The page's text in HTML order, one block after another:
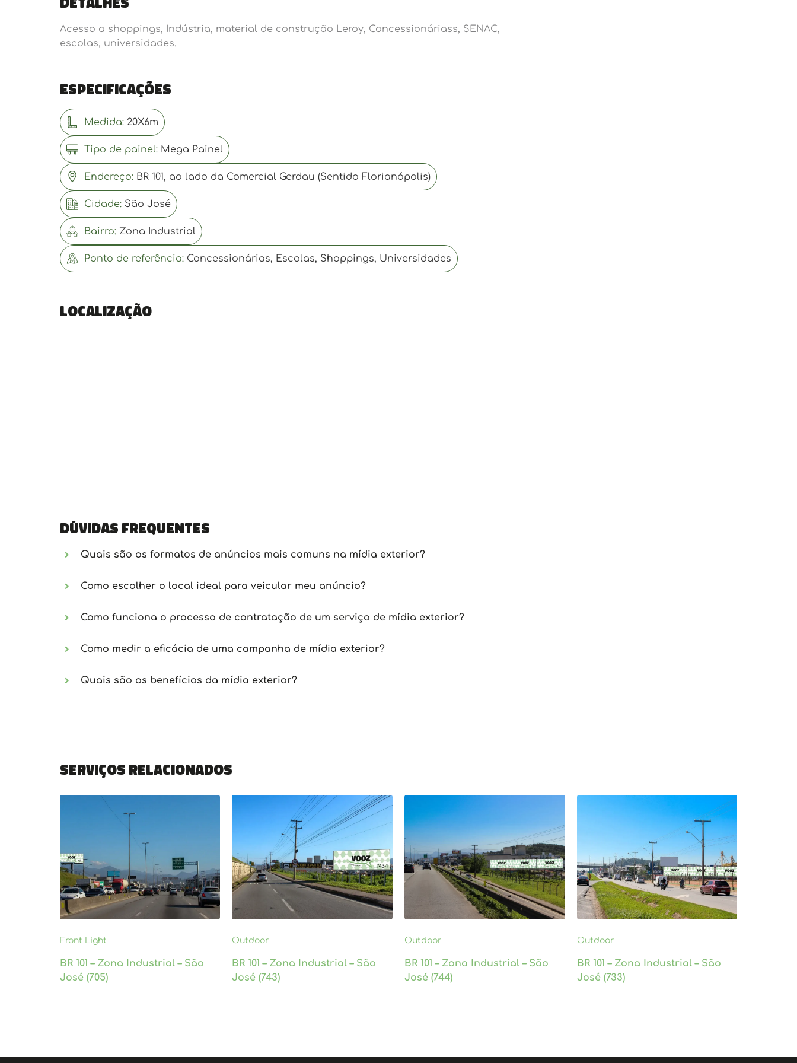
Acesso a shoppings, Indústria, material de construção Leroy, Concessionáriass, SENAC,
escolas, universidades.
Especificações
Medida:20X6m
Tipo de painel:Mega Painel
Endereço:BR 101, ao lado da Comercial Gerdau (Sentido Florianópolis)
Cidade:São José
Bairro:Zona Industrial
Ponto de referência:Concessionárias, Escolas, Shoppings, Universidades
Localização
Dúvidas frequentes
Quais são os formatos de anúncios mais comuns na mídia exterior?
Como escolher o local ideal para veicular meu anúncio?
Como funciona o processo de contratação de um serviço de mídia exterior?
Como medir a eficácia de uma campanha de mídia exterior?
Quais são os benefícios da mídia exterior?
Serviços relacionados
Front Light
BR 101 – Zona Industrial – São
José (705)
Outdoor
BR 101 – Zona Industrial – São
José (743)
Outdoor
BR 101 – Zona Industrial – São
José (744)
Outdoor
BR 101 – Zona Industrial – São
José (733)